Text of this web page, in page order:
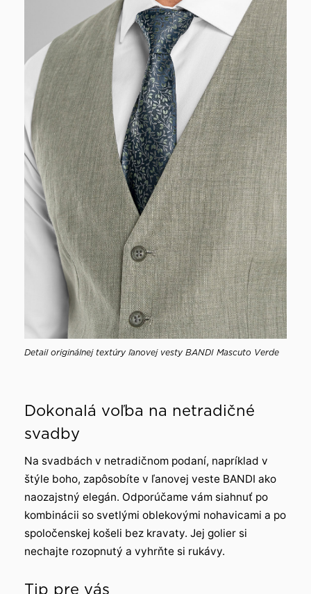
Detail originálnej textúry ľanovej vesty BANDI Mascuto Verde
Dokonalá voľba na netradičné
svadby
Na svadbách v netradičnom podaní, napríklad v
štýle boho, zapôsobíte v ľanovej veste BANDI ako
naozajstný elegán. Odporúčame vám siahnuť po
kombinácii so svetlými oblekovými nohavicami a po
spoločenskej košeli bez kravaty. Jej golier si
nechajte rozopnutý a vyhrňte si rukávy.
Tip pre vás